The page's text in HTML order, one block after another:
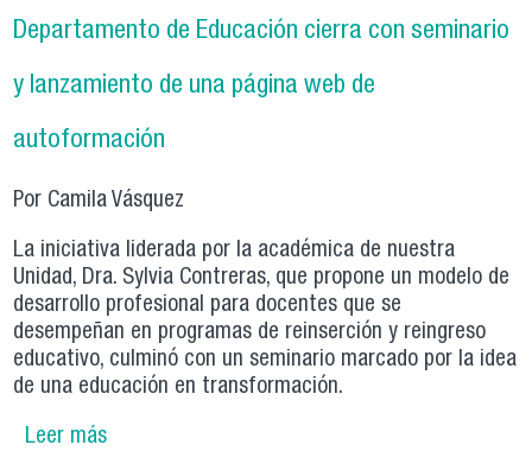
Departamento de Educación cierra con seminario
y lanzamiento de una página web de
autoformación
Por Camila Vásquez
La iniciativa liderada por la académica de nuestra
Unidad, Dra. Sylvia Contreras, que propone un modelo de
desarrollo profesional para docentes que se
desempeñan en programas de reinserción y reingreso
educativo, culminó con un seminario marcado por la idea
de una educación en transformación.
Leer mássobre Proyecto Fondef ejecutado por equipo del